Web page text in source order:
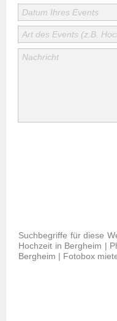
Nachricht
Datum Ihres Events
Art des Events (z.B.
Suchbegriffe für diese
Hochzeit in Bergheim |
Bergheim | Fotobox